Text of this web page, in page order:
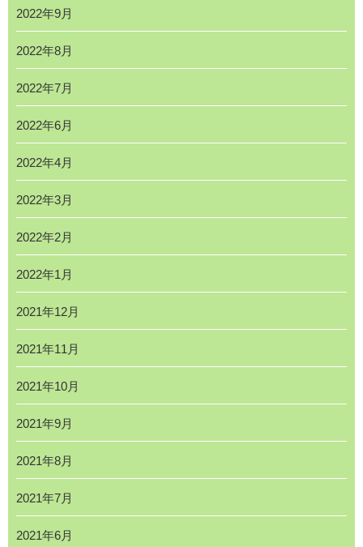
2022年9月
2022年8月
2022年7月
2022年6月
2022年4月
2022年3月
2022年2月
2022年1月
2021年12月
2021年11月
2021年10月
2021年9月
2021年8月
2021年7月
2021年6月